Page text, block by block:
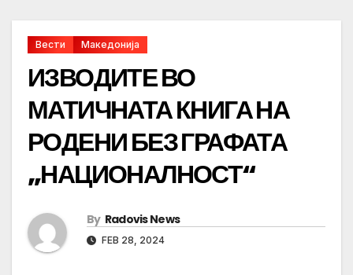
Вести Македонија
ИЗВОДИТЕ ВО
МАТИЧНАТА КНИГА НА
РОДЕНИ БЕЗ ГРАФАТА
„НАЦИОНАЛНОСТ“
By Radovis News
FEB 28, 2024